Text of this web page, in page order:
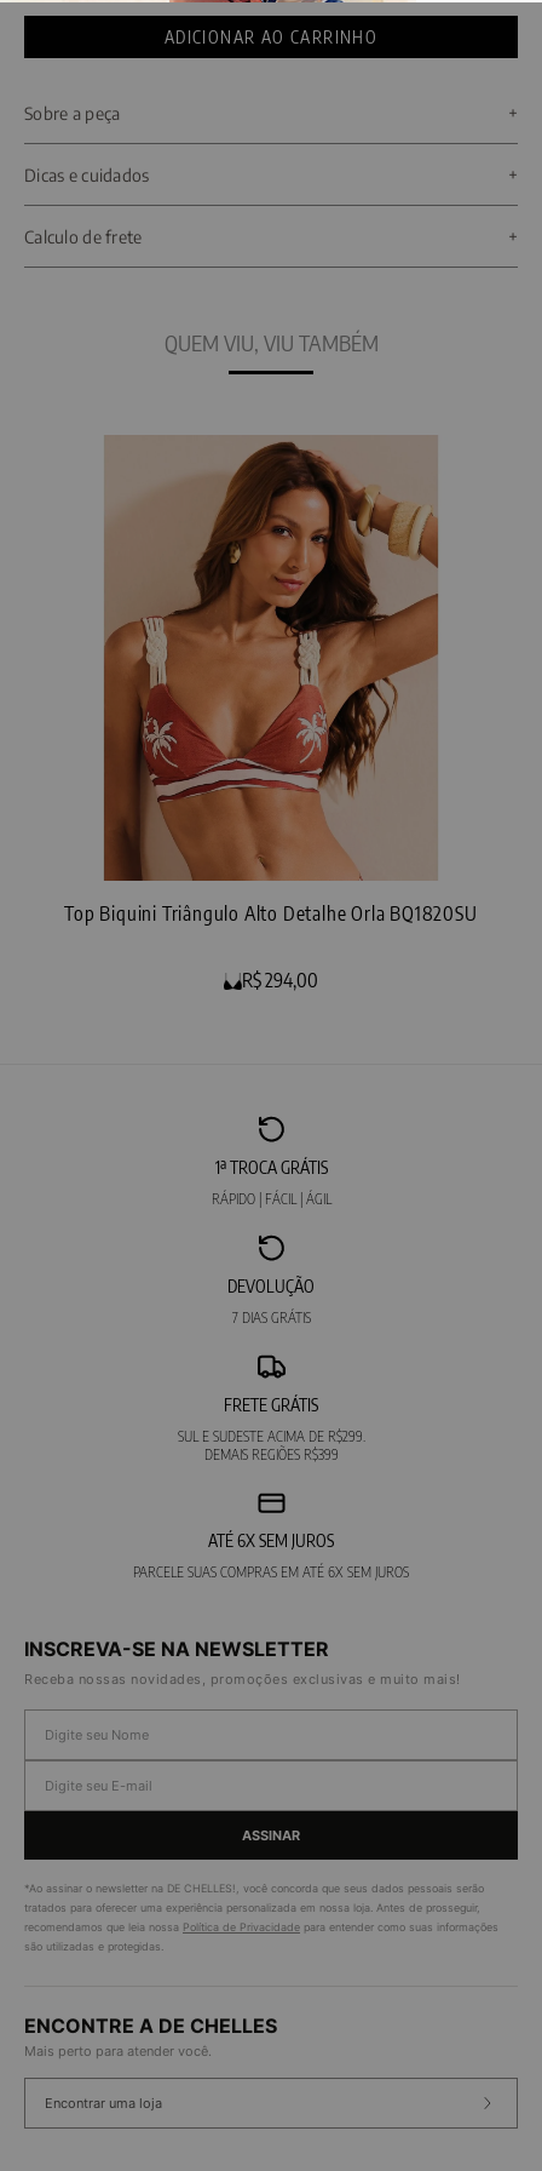
Sobre a peça
O Vestido Infantil de Algodão Texturizado é a escolha ideal para sua filha andar
peça linda da De Chelles!
Dicas e cuidados
Calculo de frete
QUEM VIU, VIU TAMBÉM
Top Biquini Triângulo Alto Detalhe Orla BQ1820SU
R$ 294,00
1ª TROCA GRÁTIS
RÁPIDO | FÁCIL | ÁGIL
DEVOLUÇÃO
7 DIAS GRÁTIS
FRETE GRÁTIS
SUL E SUDESTE ACIMA DE R$299.
DEMAIS REGIÕES R$399
ATÉ 6X SEM JUROS
PARCELE SUAS COMPRAS EM ATÉ 6X SEM JUROS
INSCREVA-SE NA NEWSLETTER
Receba nossas novidades, promoções exclusivas e muito mais!
ASSINAR
*Ao assinar o newsletter na DE CHELLES!, você concorda que seus dados pessoais serão
tratados para oferecer uma experiência personalizada em nossa loja. Antes de prosseguir,
recomendamos que leia nossa Política de Privacidade para entender como suas informações
são utilizadas e protegidas.
ENCONTRE A DE CHELLES
Mais perto para atender você.
Encontrar uma loja